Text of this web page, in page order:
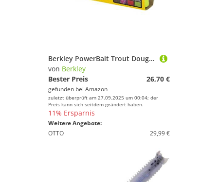
Berkley PowerBait Trout Dough Season Pack, 4 Farben und Geschmacksrichtungen für das ganzjährige Forellenfischen, mit Duftstoffen versetzter, formbarer Köder, alle Könnensstufen, Herbstpackung
von Berkley
Bester Preis
26,70 €
gefunden bei Amazon
zuletzt überprüft am 27.09.2025 um 00:04; der
Preis kann sich seitdem geändert haben.
11% Ersparnis
Weitere Angebote:
OTTO
29,99 €